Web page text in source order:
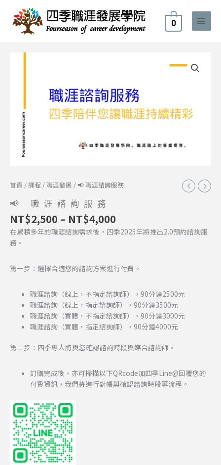
0
首頁 /課程 /職涯發展 / 📢 職涯諮詢服務
📢 職涯諮詢服務
NT$2,500 – NT$4,000
圍：
NT$2,500
到
NT$4,000
在累積多年的職涯諮詢需求後，四季2025年將推出2.0預約諮詢服
務。
第一步：選擇合適您的諮詢方案進行付費。
職涯諮詢（線上，不指定諮詢師），90分鐘2500元
職涯諮詢（線上，指定諮詢師），90分鐘3500元
職涯諮詢（實體，不指定諮詢師），90分鐘3000元
職涯諮詢（實體，指定諮詢師），90分鐘4000元
第二步：四季專人將與您確認諮詢時段與媒合諮詢師。
訂購完成後，亦可掃描以下QRcode加四季Line@回覆您的
付費資訊，我們將進行對帳與確認諮詢時段等流程。